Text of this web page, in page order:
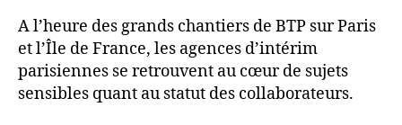
A l’heure des grands chantiers de BTP sur Paris
et l’Île de France, les agences d’intérim
parisiennes se retrouvent au cœur de sujets
sensibles quant au statut des collaborateurs.